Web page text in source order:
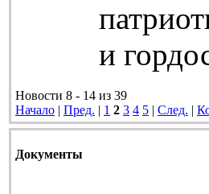
и
Новости 8 - 14 из 39
Начало | Пред. | 1 2 3 4 5 | След. |
Документы